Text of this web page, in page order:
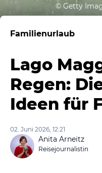
© Getty
Familienurlaub
Lago
Regen:
Ideen für
02. Juni 2026, 12:21
Anita Arneitz
Reisejournalistin